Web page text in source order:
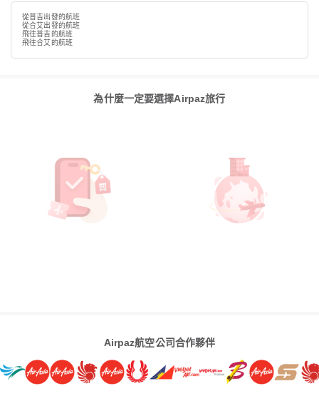
從普吉出發的航班
從合艾出發的航班
飛往普吉的航班
飛往合艾的航班
為什麼一定要選擇Airpaz旅行
Airpaz航空公司合作夥伴